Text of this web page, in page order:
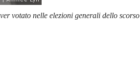
votato nelle elezioni generali dello scorso